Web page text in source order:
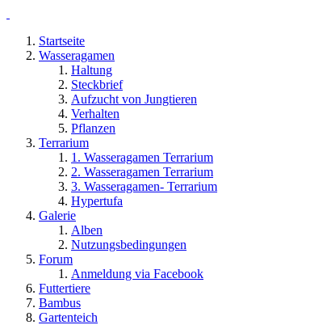
Startseite
Wasseragamen
Haltung
Steckbrief
Aufzucht von Jungtieren
Verhalten
Pflanzen
Terrarium
1. Wasseragamen Terrarium
2. Wasseragamen Terrarium
3. Wasseragamen- Terrarium
Hypertufa
Galerie
Alben
Nutzungsbedingungen
Forum
Anmeldung via Facebook
Futtertiere
Bambus
Gartenteich